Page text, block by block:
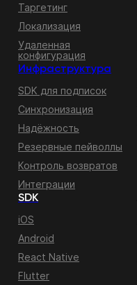
Таргетинг
Локализация
Удаленная
конфигурация
Инфраструктура
SDK для подписок
Синхронизация
Надёжность
Резервные пейволлы
Контроль возвратов
Интеграции
SDK
iOS
Android
React Native
Flutter